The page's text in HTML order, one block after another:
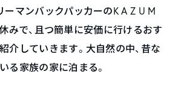
ーマンバックパッカーのK A Z U M
みで、且つ簡単に安価に行けるおす
介していきます。大自然の中、昔な
る家族の家に泊まる。